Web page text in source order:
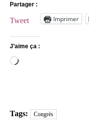
Partager :
Tweet Imprimer
J’aime ça :
Chargement…
Tags: Congrès